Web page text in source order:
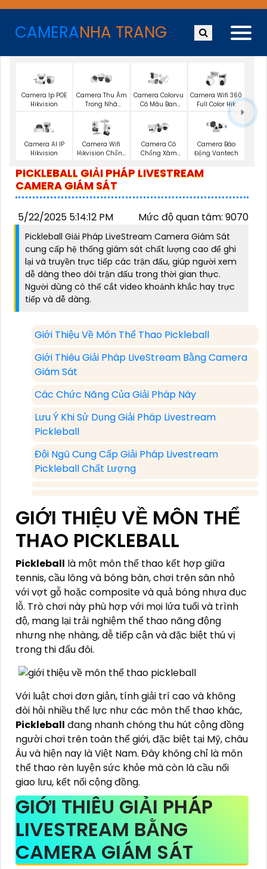
CAMERANHA TRANG
Camera Ip POE
Hikvision
Camera Thu Âm
Trong Nhà
Camera Colorvu
Có Màu Ban
Camera Wifi 360
Full Color Hik
Camera AI IP
Hikvision
Camera Wifi
Hikvision Chống
Camera Có
Chống Xâm
Camera Báo
Động Vantech
PICKLEBALL GIẢI PHÁP LIVESTREAM
CAMERA GIÁM SÁT
5/22/2025 5:14:12 PM Mức độ quan tâm: 9070
Pickleball Giải Pháp LiveStream Camera Giám Sát
cung cấp hệ thống giám sát chất lượng cao để ghi
lại và truyền trực tiếp các trận đấu, giúp người xem
dễ dàng theo dõi trận đấu trong thời gian thực.
Người dùng có thể cắt video khoảnh khắc hay trực
tiếp và dễ dàng.
Giới Thiệu Về Môn Thể Thao Pickleball
Giới Thiêu Giải Pháp LiveStream Bằng Camera
Giám Sát
Các Chức Năng Của Giải Pháp Này
Lưu Ý Khi Sử Dụng Giải Pháp Livestream
Pickleball
Đội Ngũ Cung Cấp Giải Pháp Livestream
Pickleball Chất Lượng
GIỚI THIỆU VỀ MÔN THỂ
THAO PICKLEBALL
Pickleball là một môn thể thao kết hợp giữa
tennis, cầu lông và bóng bàn, chơi trên sân nhỏ
với vợt gỗ hoặc composite và quả bóng nhựa đục
lỗ. Trò chơi này phù hợp với mọi lứa tuổi và trình
độ, mang lại trải nghiệm thể thao năng động
nhưng nhẹ nhàng, dễ tiếp cận và đặc biệt thú vị
trong thi đấu đôi.
Với luật chơi đơn giản, tính giải trí cao và không
đòi hỏi nhiều thể lực như các môn thể thao khác,
Pickleball đang nhanh chóng thu hút cộng đồng
người chơi trên toàn thế giới, đặc biệt tại Mỹ, châu
Âu và hiện nay là Việt Nam. Đây không chỉ là môn
thể thao rèn luyện sức khỏe mà còn là cầu nối
giao lưu, kết nối cộng đồng.
GIỚI THIÊU GIẢI PHÁP
LIVESTREAM BẰNG
CAMERA GIÁM SÁT